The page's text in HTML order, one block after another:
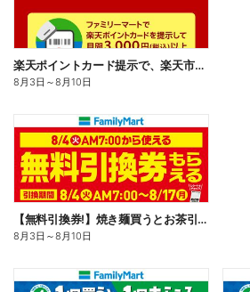
楽天ポイントカード提示で、楽天市場でのお買い物がおトクに!
8月3日 ～8月10日
【無料引換券!】焼き麺買うとお茶引換券貰える!
8月3日 ～8月10日